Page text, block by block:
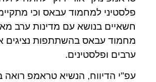
פלסטיני למחמוד עבאס וכי
חשאיים בנושא עם מדינות ערב
מחמוד עבאס בהשתתפות נציגים
ערבים ופלסטינים.
עפ"י הדיווח, הנשיא טראמפ